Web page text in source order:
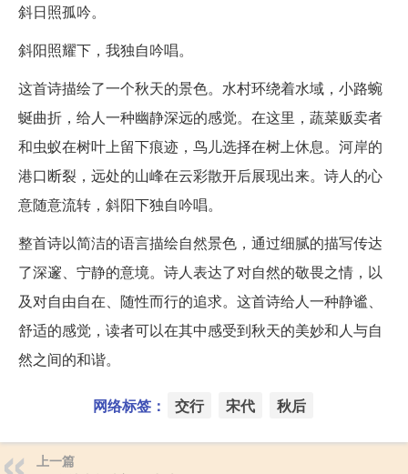
斜日照孤吟。
斜阳照耀下，我独自吟唱。
这首诗描绘了一个秋天的景色。水村环绕着水域，小路蜿
蜒曲折，给人一种幽静深远的感觉。在这里，蔬菜贩卖者
和虫蚁在树叶上留下痕迹，鸟儿选择在树上休息。河岸的
港口断裂，远处的山峰在云彩散开后展现出来。诗人的心
意随意流转，斜阳下独自吟唱。
整首诗以简洁的语言描绘自然景色，通过细腻的描写传达
了深邃、宁静的意境。诗人表达了对自然的敬畏之情，以
及对自由自在、随性而行的追求。这首诗给人一种静谧、
舒适的感觉，读者可以在其中感受到秋天的美妙和人与自
然之间的和谐。
网络标签： 交行 宋代 秋后
上一篇